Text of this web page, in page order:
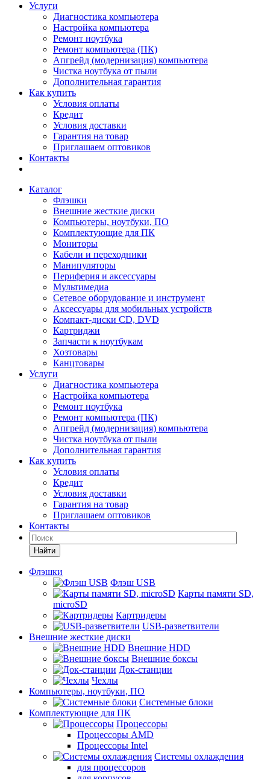
Услуги
Диагностика компьютера
Настройка компьютера
Ремонт ноутбука
Ремонт компьютера (ПК)
Апгрейд (модернизация) компьютера
Чистка ноутбука от пыли
Дополнительная гарантия
Как купить
Условия оплаты
Кредит
Условия доставки
Гарантия на товар
Приглашаем оптовиков
Контакты
Каталог
Флэшки
Внешние жесткие диски
Компьютеры, ноутбуки, ПО
Комплектующие для ПК
Мониторы
Кабели и переходники
Манипуляторы
Периферия и аксессуары
Мультимедиа
Сетевое оборудование и инструмент
Аксессуары для мобильных устройств
Компакт-диски CD, DVD
Картриджи
Запчасти к ноутбукам
Хозтовары
Канцтовары
Услуги
Диагностика компьютера
Настройка компьютера
Ремонт ноутбука
Ремонт компьютера (ПК)
Апгрейд (модернизация) компьютера
Чистка ноутбука от пыли
Дополнительная гарантия
Как купить
Условия оплаты
Кредит
Условия доставки
Гарантия на товар
Приглашаем оптовиков
Контакты
Найти
Флэшки
Флэш USB
Карты памяти SD,
microSD
Картридеры
USB-разветвители
Внешние жесткие диски
Внешние HDD
Внешние боксы
Док-станции
Чехлы
Компьютеры, ноутбуки, ПО
Системные блоки
Комплектующие для ПК
Процессоры
Процессоры AMD
Процессоры Intel
Системы охлаждения
для процессоров